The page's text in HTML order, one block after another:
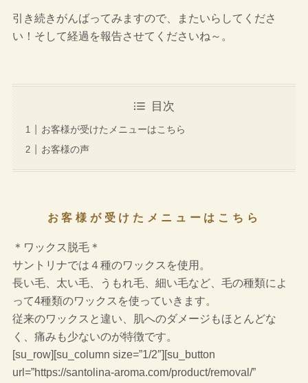
引き続きがんばってみますので、またいらしてくださ
い！そして経過を報告させてくださいね～。
目次
お客様が受けたメニューはこちら
お客様の声
お客様が受けたメニューはこちら
＊ワックス脱毛＊
サントリナでは４種のワックスを使用。
長い毛、太い毛、うもれ毛、細い毛など、毛の種類によ
って4種類のワックスを使っていきます。
従来のワックスと違い、肌へのダメージもほとんどな
く、痛みも少ないのが特徴です。
[su_row][su_column size=”1/2″][su_button
url=”https://santolina-aroma.com/product/removal/”